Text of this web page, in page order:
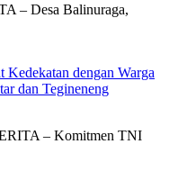
– Desa Balinuraga,
dengan Warga
dan Tegineneng
– Komitmen TNI